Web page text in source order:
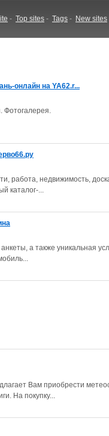
- Top sites - Tags - New sites
онлайн на YA62.r...
Фотогалерея.
работа, недвижимость,
каталог-...
а также уникальная
Вам приобрести
На покупку...